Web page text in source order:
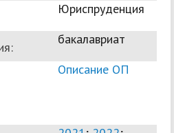
Юриспруденция
бакалавриат
Описание ОП